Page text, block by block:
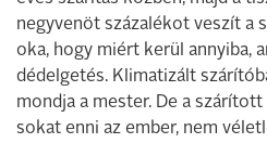
negyvenöt százalékot veszít a
oka, hogy miért kerül annyiba,
dédelgetés. Klimatizált
mondja a mester. De a
sokat enni az ember, nem